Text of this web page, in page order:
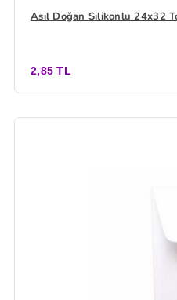
Asil Doğan Silikonlu 24x32
2,85 TL